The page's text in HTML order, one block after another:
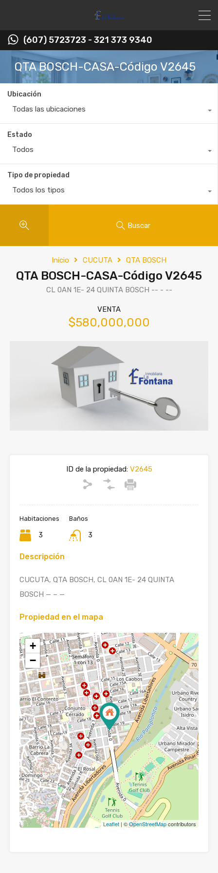
(607) 5723723 - 321 373 9340
QTA BOSCH-CASA-Código V2645
Ubicación
Todas las ubicaciones
Estado
Todos
Tipo de propiedad
Todos los tipos
Buscar
Inicio CUCUTA QTA BOSCH
QTA BOSCH-CASA-Código V2645
CL 0AN 1E- 24 QUINTA BOSCH -- - --
VENTA
$580,000,000
ID de la propiedad:V2645
Habitaciones
3
Baños
3
Descripción
CUCUTA, QTA BOSCH, CL 0AN 1E- 24 QUINTA
BOSCH — – —
Propiedad en el mapa
+
−
Leaflet | ©OpenStreetMapcontributors